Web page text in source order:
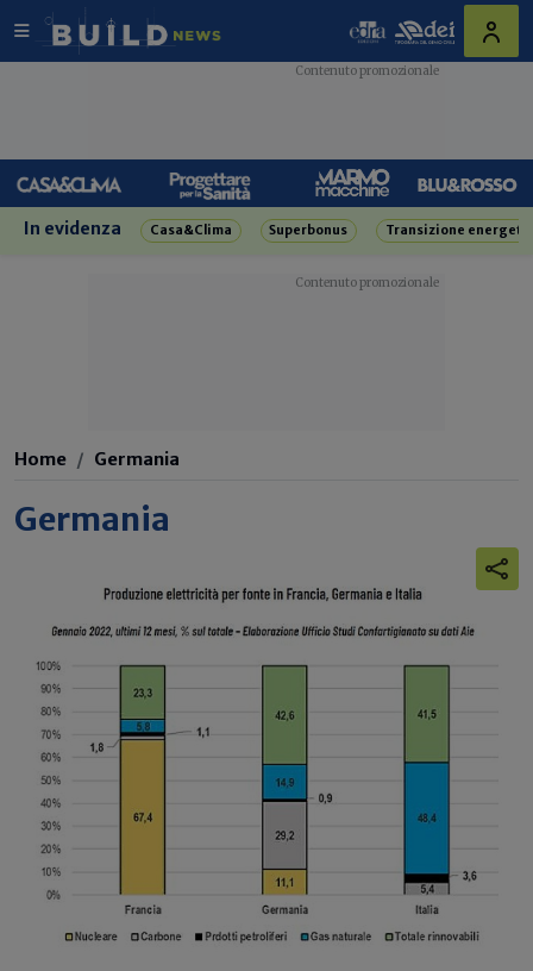
In evidenza Casa&Clima Superbonus Transizione
Home Germania
Germania